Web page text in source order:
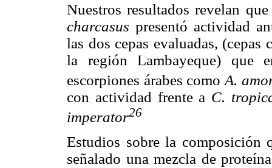
Nuestros resultados revelan
charcasus presentó actividad
las dos cepas evaluadas,
la región Lambayeque) que
escorpiones árabes como A.
con actividad frente a C.
imperator26
Estudios sobre la
señalado una mezcla de